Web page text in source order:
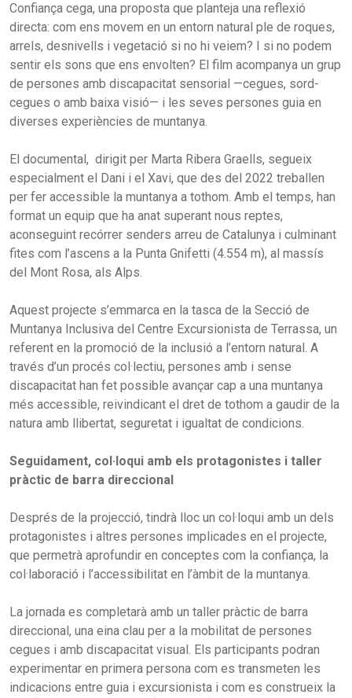
Confiança cega, una proposta que planteja una reflexió
directa: com ens movem en un entorn natural ple de roques,
arrels, desnivells i vegetació si no hi veiem? I si no podem
sentir els sons que ens envolten? El film acompanya un grup
de persones amb discapacitat sensorial —cegues, sord-
cegues o amb baixa visió— i les seves persones guia en
diverses experiències de muntanya.
El documental, dirigit per Marta Ribera Graells, segueix
especialment el Dani i el Xavi, que des del 2022 treballen
per fer accessible la muntanya a tothom. Amb el temps, han
format un equip que ha anat superant nous reptes,
aconseguint recórrer senders arreu de Catalunya i culminant
fites com l’ascens a la Punta Gnifetti (4.554 m), al massís
del Mont Rosa, als Alps.
Aquest projecte s’emmarca en la tasca de la Secció de
Muntanya Inclusiva del Centre Excursionista de Terrassa, un
referent en la promoció de la inclusió a l’entorn natural. A
través d’un procés col·lectiu, persones amb i sense
discapacitat han fet possible avançar cap a una muntanya
més accessible, reivindicant el dret de tothom a gaudir de la
natura amb llibertat, seguretat i igualtat de condicions.
Seguidament, col·loqui amb els protagonistes i taller
pràctic de barra direccional
Després de la projecció, tindrà lloc un col·loqui amb un dels
protagonistes i altres persones implicades en el projecte,
que permetrà aprofundir en conceptes com la confiança, la
col·laboració i l’accessibilitat en l’àmbit de la muntanya.
La jornada es completarà amb un taller pràctic de barra
direccional, una eina clau per a la mobilitat de persones
cegues i amb discapacitat visual. Els participants podran
experimentar en primera persona com es transmeten les
indicacions entre guia i excursionista i com es construeix la